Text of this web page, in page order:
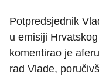
Potpredsjednik
u emisiji
komentirao je
rad Vlade,